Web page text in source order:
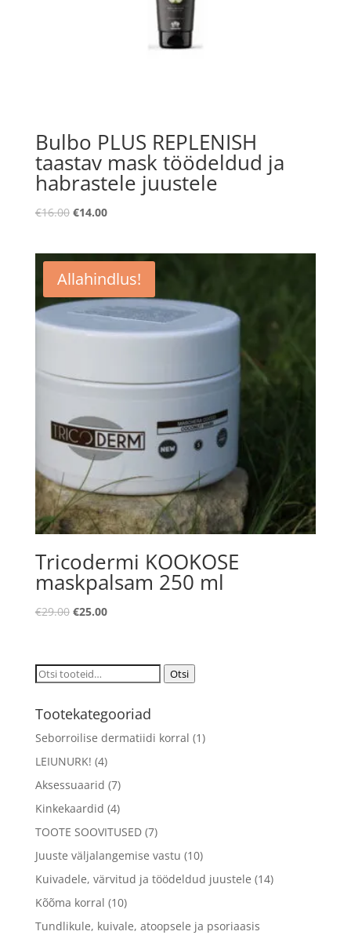
Bulbo PLUS REPLENISH
taastav mask töödeldud ja
habrastele juustele
€16.00 Algne
€16.00.
€14.00Praegune
€14.00.
Allahindlus!
Tricodermi KOOKOSE
maskpalsam 250 ml
€29.00 Algne
€29.00.
€25.00Praegune
€25.00.
Otsi: Otsi
Tootekategooriad
Seborroilise dermatiidi korral (1)
LEIUNURK! (4)
Aksessuaarid (7)
Kinkekaardid (4)
TOOTE SOOVITUSED (7)
Juuste väljalangemise vastu (10)
Kuivadele, värvitud ja töödeldud juustele (14)
Kõõma korral (10)
Tundlikule, kuivale, atoopsele ja psoriaasis